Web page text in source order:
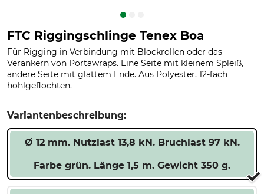
FTC Riggingschlinge Tenex Boa
Für Rigging in Verbindung mit Blockrollen oder das
Verankern von Portawraps. Eine Seite mit kleinem Spleiß,
andere Seite mit glattem Ende. Aus Polyester, 12-fach
hohlgeflochten.
Variantenbeschreibung:
Ø 12 mm. Nutzlast 13,8 kN. Bruchlast 97 kN.
Farbe grün. Länge 1,5 m. Gewicht 350 g.